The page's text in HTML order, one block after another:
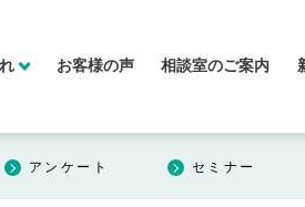
お客様の声 相談室のご案内
アンケート セミナー